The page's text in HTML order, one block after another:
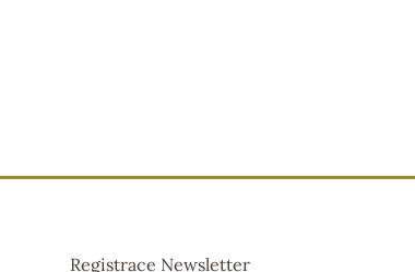
Registrace Newsletter